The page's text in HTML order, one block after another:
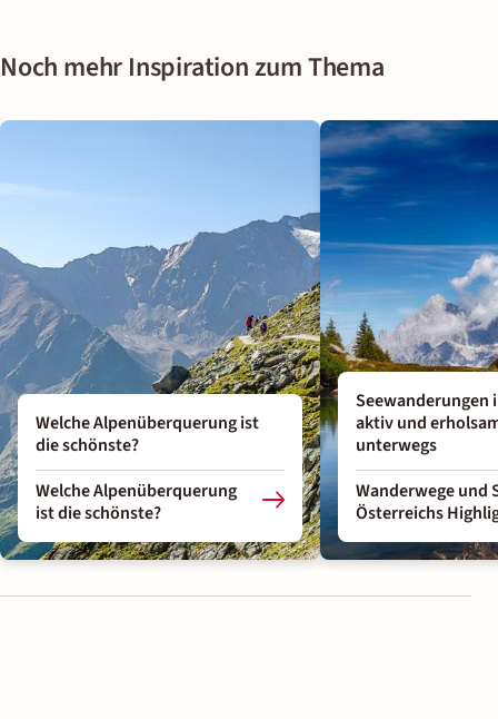
Noch mehr Inspiration zum Thema
Welche Alpenüberquerung ist
die schönste?
Welche Alpenüberquerung
ist die schönste?
Seewanderungen
aktiv und
unterwegs
Wanderwege und
Österreichs